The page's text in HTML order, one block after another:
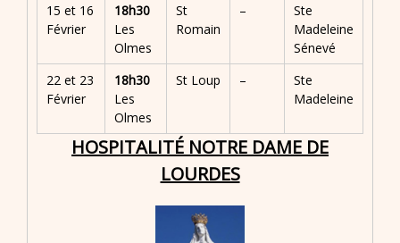
15 et 16
Février
18h30
Les
Olmes
St
Romain
–
Ste
Madeleine
Sénevé
22 et 23
Février
18h30
Les
Olmes
St Loup –
Ste
Madeleine
HOSPITALITÉ NOTRE DAME DE
LOURDES